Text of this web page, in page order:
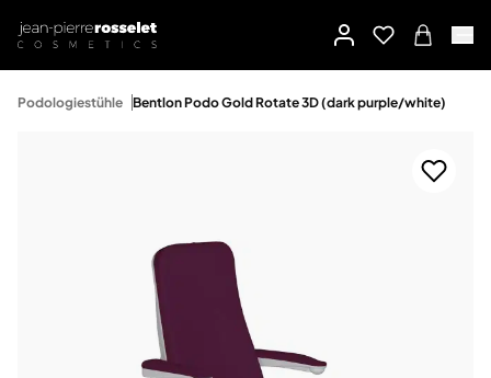
Podologiestühle Bentlon Podo Gold Rotate 3D (dark purple/white)